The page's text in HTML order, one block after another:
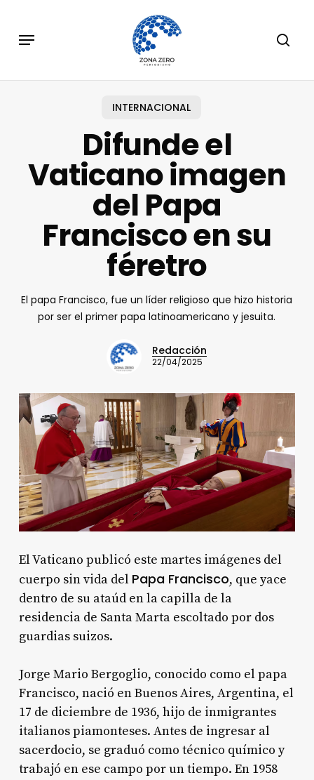
main
Menu
INTERNACIONAL
Difunde el
Vaticano imagen
del Papa
Francisco en su
féretro
El papa Francisco, fue un líder religioso que hizo historia
por ser el primer papa latinoamericano y jesuita.
Redacción
22/04/2025
El Vaticano publicó este martes imágenes del
cuerpo sin vida del Papa Francisco, que yace
dentro de su ataúd en la capilla de la
residencia de Santa Marta escoltado por dos
guardias suizos.
Jorge Mario Bergoglio, conocido como el papa
Francisco, nació en Buenos Aires, Argentina, el
17 de diciembre de 1936, hijo de inmigrantes
italianos piamonteses. Antes de ingresar al
sacerdocio, se graduó como técnico químico y
trabajó en ese campo por un tiempo. En 1958